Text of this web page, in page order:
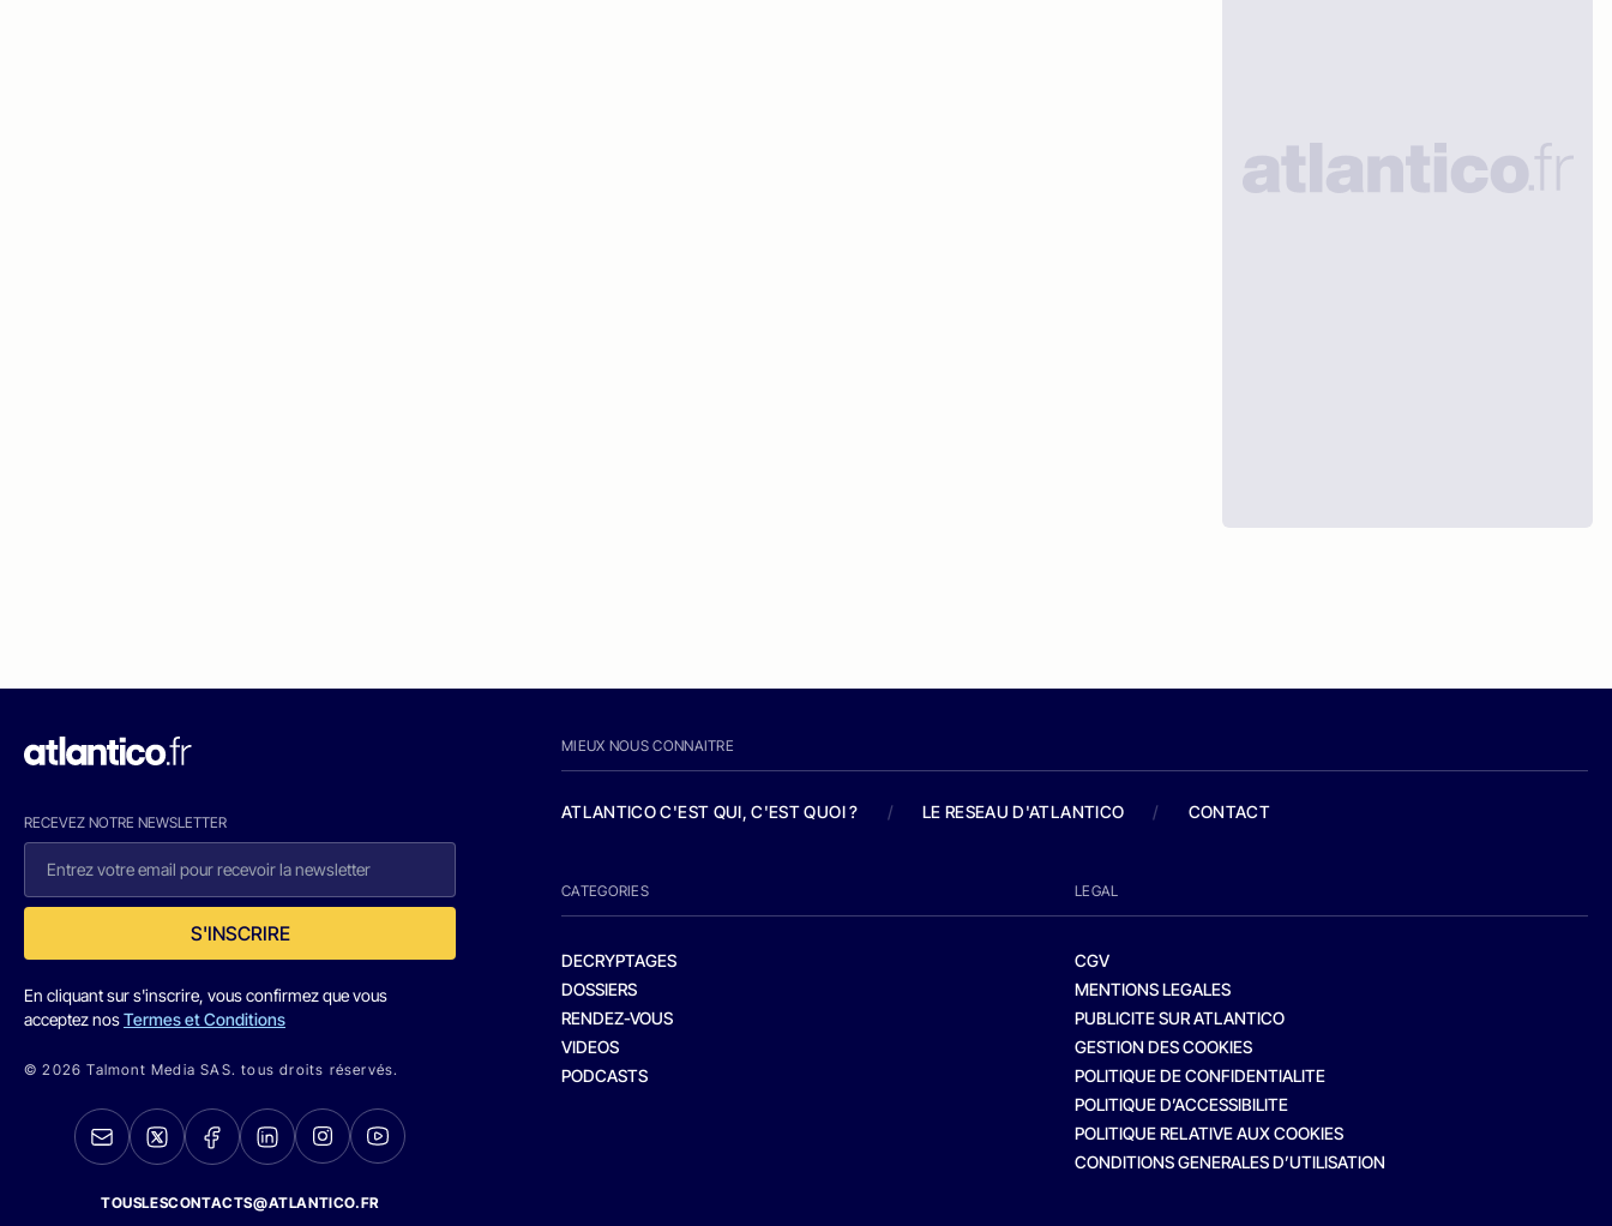
RECEVEZ NOTRE NEWSLETTER
S'INSCRIRE
En cliquant sur s'inscrire, vous confirmez que vous
acceptez nosTermes et Conditions
© 2026 Talmont Media SAS. tous droits réservés.
TOUSLESCONTACTS@ATLANTICO.FR
MIEUX NOUS CONNAITRE
ATLANTICO C'EST QUI, C'EST QUOI ? / LE RESEAU D'ATLANTICO / CONTACT
CATEGORIES
DECRYPTAGES
DOSSIERS
RENDEZ-VOUS
VIDEOS
PODCASTS
LEGAL
CGV
MENTIONS LEGALES
PUBLICITE SUR ATLANTICO
GESTION DES COOKIES
POLITIQUE DE CONFIDENTIALITE
POLITIQUE D’ACCESSIBILITE
POLITIQUE RELATIVE AUX COOKIES
CONDITIONS GENERALES D’UTILISATION